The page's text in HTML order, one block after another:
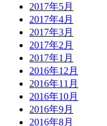
2017年5月
2017年4月
2017年3月
2017年2月
2017年1月
2016年12月
2016年11月
2016年10月
2016年9月
2016年8月